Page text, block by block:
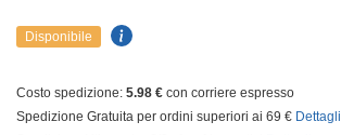
Disponibile
Costo spedizione: 5.98 € con corriere espresso
Spedizione Gratuita per ordini superiori ai 69 € Dettagli